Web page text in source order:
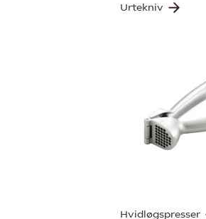
Urtekniv
Hvidløgspresser